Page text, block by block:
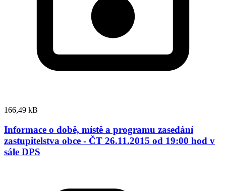
166,49 kB
Informace o době, místě a programu zasedání
zastupitelstva obce - ČT 26.11.2015 od 19:00 hod v
sále DPS